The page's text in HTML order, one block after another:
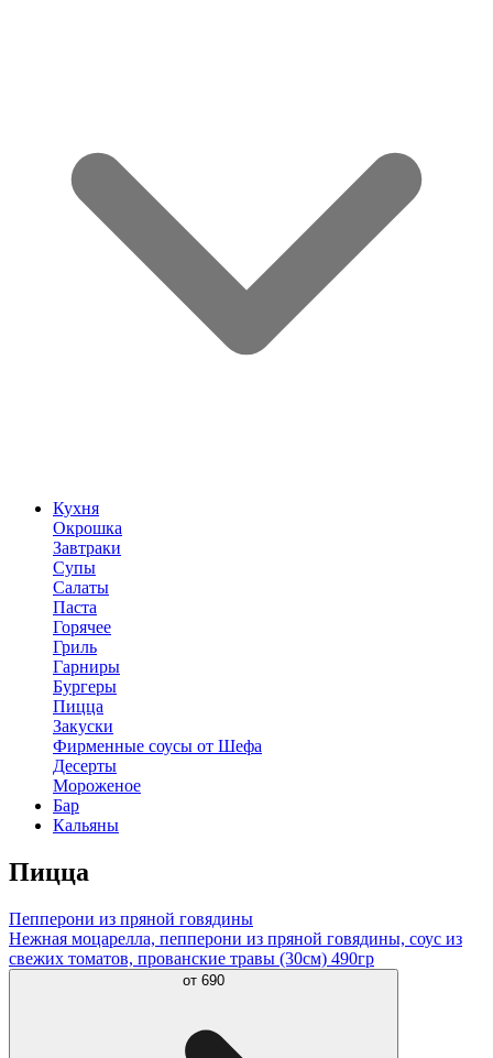
Кухня
Окрошка
Завтраки
Супы
Салаты
Паста
Горячее
Гриль
Гарниры
Бургеры
Пицца
Закуски
Фирменные соусы от Шефа
Десерты
Мороженое
Бар
Кальяны
Пицца
Пепперони из пряной говядины
Нежная моцарелла, пепперони из пряной говядины, соус из
свежих томатов, прованские травы (30см) 490гр
от 690